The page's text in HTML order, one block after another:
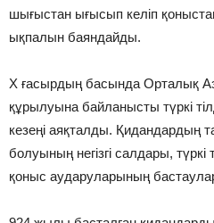
шығыстан ығысып келіп
ықпалын баяндайды.
Х ғасырдың басында Орталық
құрылуына байланысты түркi
кезеңi аяқталды. Қидандардың
болуының негiзгi салдары,
қоныс аударуларының